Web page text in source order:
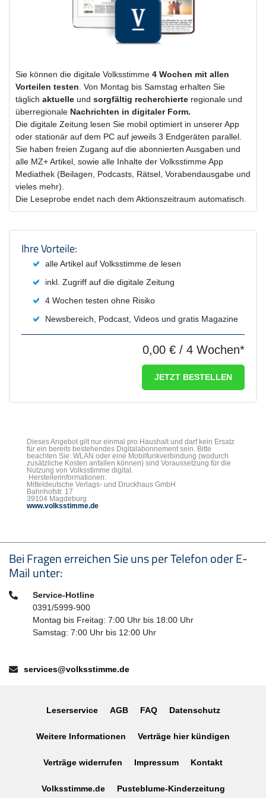
Sie können die digitale Volksstimme 4 Wochen mit allen
Vorteilen testen . Von Montag bis Samstag erhalten Sie
täglich aktuelle und sorgfältig recherchierte regionale und
überregionale Nachrichten in digitaler Form.
Die digitale Zeitung lesen Sie mobil optimiert in unserer App
oder stationär auf dem PC auf jeweils 3 Endgeräten parallel.
Sie haben freien Zugang auf die abonnierten Ausgaben und
alle MZ+ Artikel, sowie alle Inhalte der Volksstimme App
Mediathek (Beilagen, Podcasts, Rätsel, Vorabendausgabe und
vieles mehr).
Die Leseprobe endet nach dem Aktionszeitraum automatisch.
Produktzusammenfassung und
Ihre Vorteile:
alle Artikel auf Volksstimme.de lesen
inkl. Zugriff auf die digitale Zeitung
4 Wochen testen ohne Risiko
Newsbereich, Podcast, Videos und gratis Magazine
0,00 € / 4 Wochen*
JETZT BESTELLEN
Dieses Angebot gilt nur einmal pro Haushalt und darf kein Ersatz
für ein bereits bestehendes Digitalabonnement sein. Bitte
beachten Sie: WLAN oder eine Mobilfunkverbindung (wodurch
zusätzliche Kosten anfallen können) sind Voraussetzung für die
Nutzung von Volksstimme digital.
Herstellerinformationen:
Mitteldeutsche Verlags- und Druckhaus GmbH
Bahnhofstr. 17
39104 Magdeburg
www.volksstimme.de
Seitenfußbereich
Bei Fragen erreichen Sie uns per Telefon oder E-
Mail unter:
Telefon:Service-Hotline
0391/5999-900
Montag bis Freitag: 7:00 Uhr bis 18:00 Uhr
Samstag: 7:00 Uhr bis 12:00 Uhr
E-Mail:services@volksstimme.de
Leserservice AGB FAQ Datenschutz
Weitere Informationen Verträge hier kündigen
Verträge widerrufen Impressum Kontakt
Volksstimme.de Pusteblume-Kinderzeitung